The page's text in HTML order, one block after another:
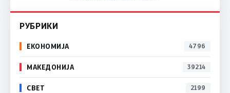
РУБРИКИ
ЕКОНОМИЈА 4796
МАКЕДОНИЈА 39214
СВЕТ 2199